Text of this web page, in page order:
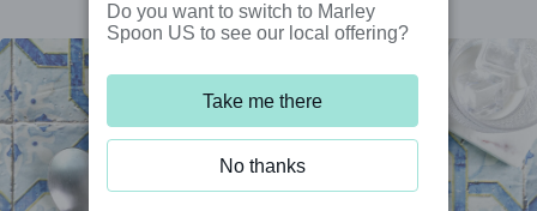
Do you want to switch to Marley
Spoon US to see our local offering?
Take me there
No thanks